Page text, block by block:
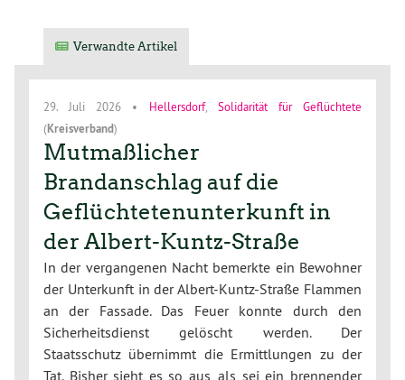
Verwandte Artikel
29. Juli 2026 • Hellersdorf, Solidarität für Geflüchtete
(Kreisverband)
Mutmaßlicher
Brandanschlag auf die
Geflüchtetenunterkunft in
der Albert-Kuntz-Straße
In der vergangenen Nacht bemerkte ein Bewohner
der Unterkunft in der Albert-Kuntz-Straße Flammen
an der Fassade. Das Feuer konnte durch den
Sicherheitsdienst gelöscht werden. Der
Staatsschutz übernimmt die Ermittlungen zu der
Tat. Bisher sieht es so aus, als sei ein brennender